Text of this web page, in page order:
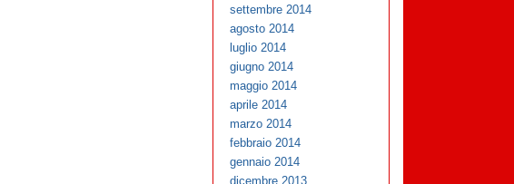
settembre 2014
agosto 2014
luglio 2014
giugno 2014
maggio 2014
aprile 2014
marzo 2014
febbraio 2014
gennaio 2014
dicembre 2013